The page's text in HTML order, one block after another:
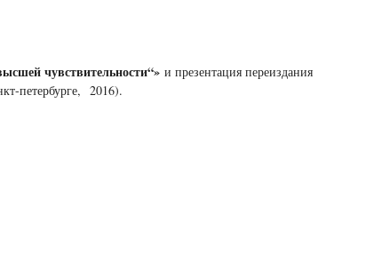
чувствительности“» и презентация переиздания
петербурге, 2016).